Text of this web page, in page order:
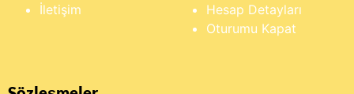
İletişim
Hesap Detayları
Oturumu Kapat